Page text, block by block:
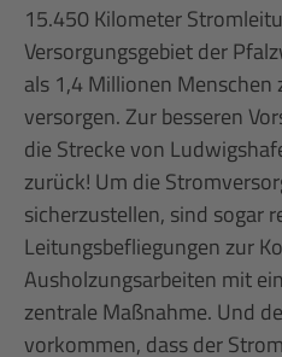
15.450 Kilometer
Versorgungsgebiet der
als 1,4 Millionen
versorgen. Zur besseren
die Strecke von
zurück! Um die
sicherzustellen, sind sogar
Leitungsbefliegungen zur
Ausholzungsarbeiten mit
zentrale Maßnahme. Und
vorkommen, dass der